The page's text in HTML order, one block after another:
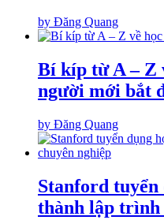
by Đăng Quang
Bí kíp từ A – Z
người mới bắt
by Đăng Quang
Stanford tuyển
thành lập trình